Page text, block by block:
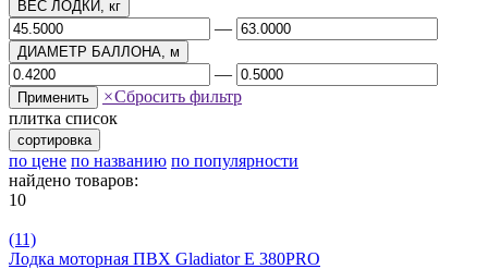
ВЕС ЛОДКИ, кг
—
ДИАМЕТР БАЛЛОНА, м
—
Применить ×Сбросить фильтр
плитка список
сортировка
по цене по названию по популярности
найдено товаров:
10
(11)
Лодка моторная ПВХ Gladiator E 380PRO